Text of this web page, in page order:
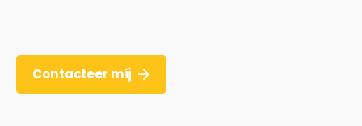
Contacteer mij